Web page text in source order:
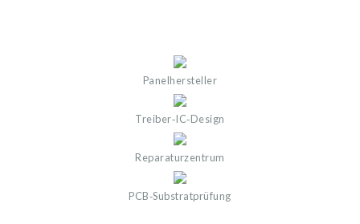
Panelhersteller
Treiber‑IC‑Design
Reparaturzentrum
PCB‑Substratprüfung